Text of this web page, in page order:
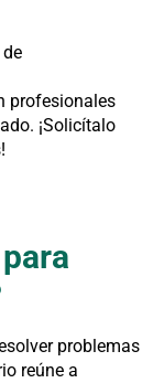
profesionales
¡Solicítalo
problemas
reúne a